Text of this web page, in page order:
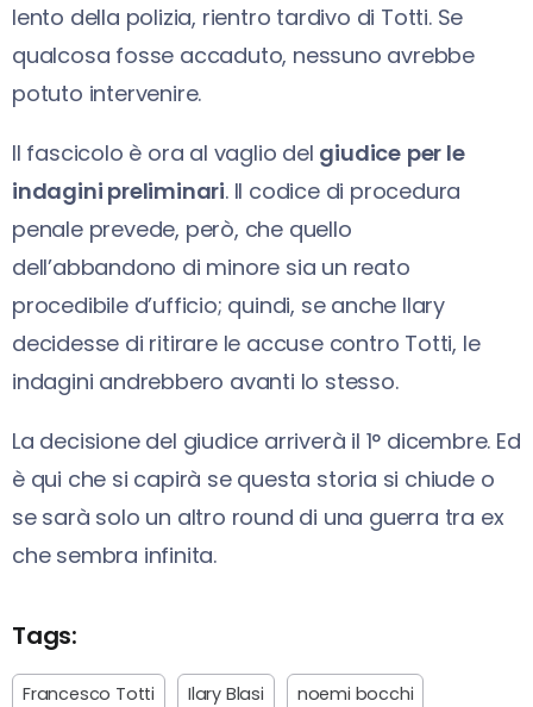
lento della polizia, rientro tardivo di Totti. Se
qualcosa fosse accaduto, nessuno avrebbe
potuto intervenire.
Il fascicolo è ora al vaglio del giudice per le
indagini preliminari. Il codice di procedura
penale prevede, però, che quello
dell’abbandono di minore sia un reato
procedibile d’ufficio; quindi, se anche Ilary
decidesse di ritirare le accuse contro Totti, le
indagini andrebbero avanti lo stesso.
La decisione del giudice arriverà il 1° dicembre. Ed
è qui che si capirà se questa storia si chiude o
se sarà solo un altro round di una guerra tra ex
che sembra infinita.
Tags:
Francesco Totti Ilary Blasi noemi bocchi